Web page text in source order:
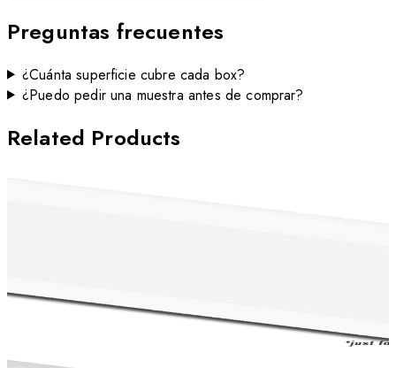
Preguntas frecuentes
¿Cuánta superficie cubre cada box?
¿Puedo pedir una muestra antes de comprar?
Related Products